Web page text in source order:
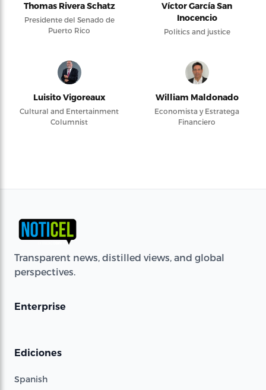
Thomas Rivera Schatz
Presidente del Senado de
Puerto Rico
Víctor García San
Inocencio
Politics and justice
Luisito Vigoreaux
Cultural and Entertainment
Columnist
William Maldonado
Economista y Estratega
Financiero
Transparent news, distilled views, and global
perspectives.
Enterprise
Ediciones
Spanish